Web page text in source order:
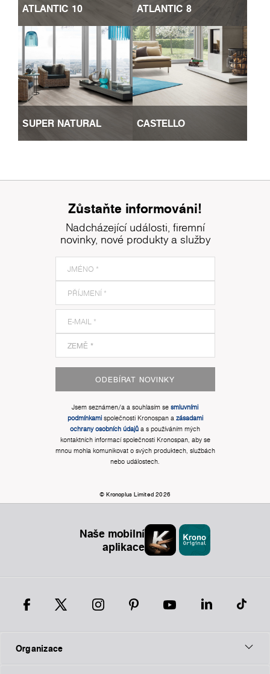
ATLANTIC 10 ATLANTIC 8
SUPER NATURAL CASTELLO
Zůstaňte informováni!
Nadcházející události, firemní
novinky, nové produkty a služby
ODEBÍRAT NOVINKY
Jsem seznámen/a a souhlasím se smluvními
podmínkamispolečnosti Kronospan a zásadami
ochrany osobních údajů a s používáním mých
kontaktních informací společnosti Kronospan, aby se
mnou mohla komunikovat o svých produktech, službách
nebo událostech.
© Kronoplus Limited 2026
Naše mobilní
aplikace
Organizace